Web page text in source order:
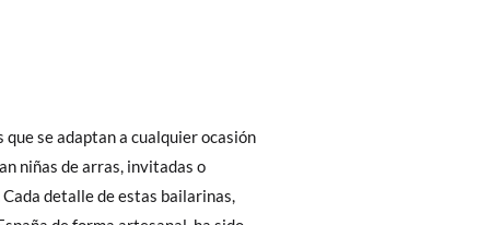
son GRATIS y puedes realizarlos
acelerar el envío, puedes por muy